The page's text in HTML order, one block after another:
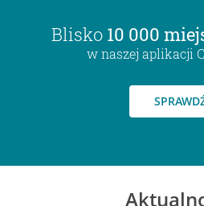
Blisko 10 000
w naszej aplikacji